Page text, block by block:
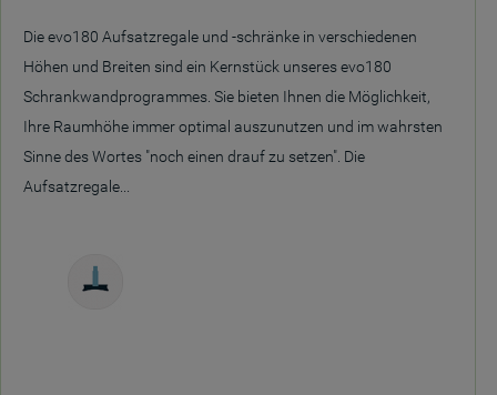
Die evo180 Aufsatzregale und -schränke in verschiedenen
Höhen und Breiten sind ein Kernstück unseres evo180
Schrankwandprogrammes. Sie bieten Ihnen die Möglichkeit,
Ihre Raumhöhe immer optimal auszunutzen und im wahrsten
Sinne des Wortes "noch einen drauf zu setzen". Die
Aufsatzregale...